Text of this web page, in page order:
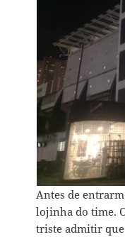
Antes de
lojinha do time.
triste admitir